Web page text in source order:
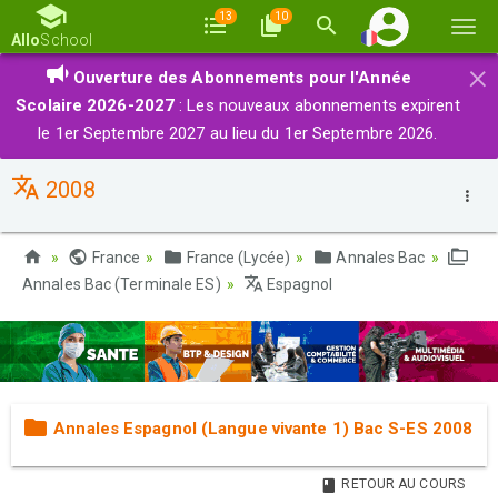
la
AlloSchool
13 10
×
Ouverture des Abonnements pour l'Année
Scolaire 2026-2027 : Les nouveaux abonnements expirent
le 1er Septembre 2027 au lieu du 1er Septembre 2026.
2008
France France (Lycée)
Annales Bac
Annales Bac (Terminale ES)
Espagnol
Annales Espagnol (Langue vivante 1) Bac S-ES 2008
RETOUR AU COURS